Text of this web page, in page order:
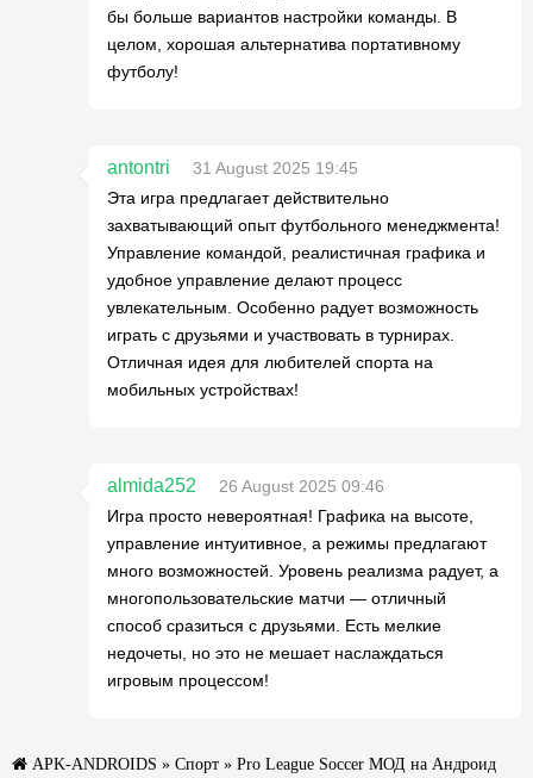
бы больше вариантов настройки команды. В
целом, хорошая альтернатива портативному
футболу!
antontri
31 August 2025 19:45
Эта игра предлагает действительно
захватывающий опыт футбольного менеджмента!
Управление командой, реалистичная графика и
удобное управление делают процесс
увлекательным. Особенно радует возможность
играть с друзьями и участвовать в турнирах.
Отличная идея для любителей спорта на
мобильных устройствах!
almida252
26 August 2025 09:46
Игра просто невероятная! Графика на высоте,
управление интуитивное, а режимы предлагают
много возможностей. Уровень реализма радует, а
многопользовательские матчи — отличный
способ сразиться с друзьями. Есть мелкие
недочеты, но это не мешает наслаждаться
игровым процессом!
APK-ANDROIDS » Спорт » Pro League Soccer МОД на Андроид